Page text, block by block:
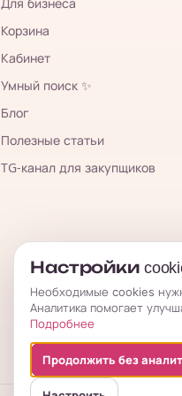
Корзина
Кабинет
Умный поиск ✨
Блог
Полезные статьи
TG-канал для закупщиков
Настройки
Необходимые cookies
Аналитика помогает
Подробнее
Продолжить без